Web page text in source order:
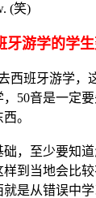
(笑)
牙游学的学
西班牙游学，
50音是一定
。
，至少要知
到当地会比
是从错误中